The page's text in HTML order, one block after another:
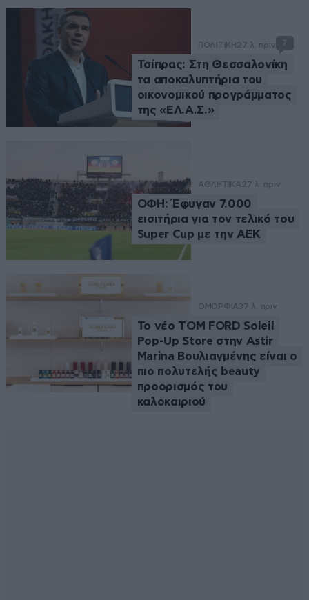
ΠΟΛΙΤΙΚΗ27 λ. πριν 7
Τσίπρας: Στη Θεσσαλονίκη
τα αποκαλυπτήρια του
οικονομικού προγράμματος
της «ΕΛ.Α.Σ.»
ΑΘΛΗΤΙΚΑ27 λ. πριν
ΟΦΗ: Έφυγαν 7.000
εισιτήρια για τον τελικό του
Super Cup με την ΑΕΚ
ΟΜΟΡΦΙΑ37 λ. πριν
Το νέο TOM FORD Soleil
Pop-Up Store στην Astir
Marina Βουλιαγμένης είναι ο
πιο πολυτελής beauty
προορισμός του
καλοκαιριού